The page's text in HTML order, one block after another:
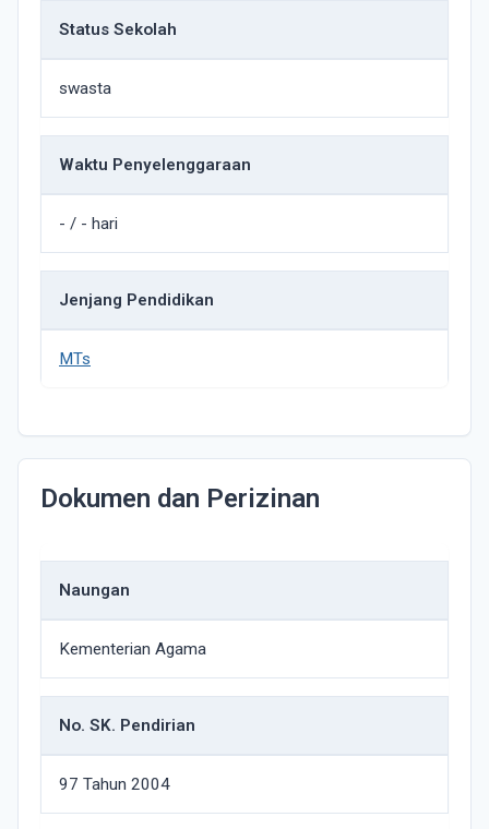
Status Sekolah
swasta
Waktu Penyelenggaraan
- / - hari
Jenjang Pendidikan
MTs
Dokumen dan Perizinan
Naungan
Kementerian Agama
No. SK. Pendirian
97 Tahun 2004